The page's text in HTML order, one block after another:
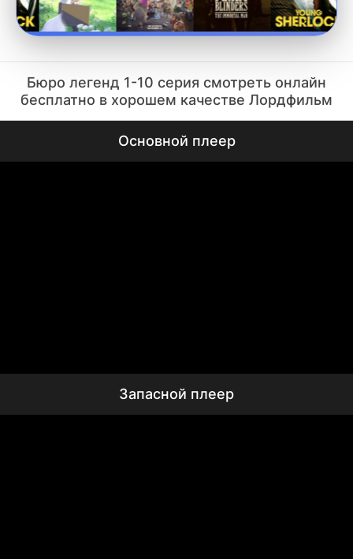
Бюро легенд 1-10 серия смотреть онлайн
бесплатно в хорошем качестве Лордфильм
Основной плеер
Запасной плеер